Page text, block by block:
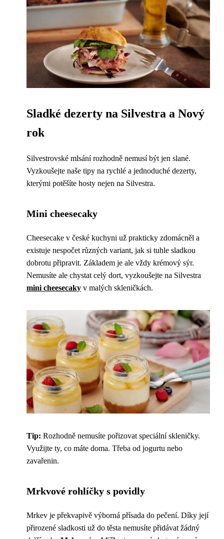
Sladké dezerty na Silvestra a Nový
rok
Silvestrovské mlsání rozhodně nemusí být jen slané.
Vyzkoušejte naše tipy na rychlé a jednoduché dezerty,
kterými potěšíte hosty nejen na Silvestra.
Mini cheesecaky
Cheesecake v české kuchyni už prakticky zdomácněl a
existuje nespočet různých variant, jak si tuhle sladkou
dobrotu připravit. Základem je ale vždy krémový sýr.
Nemusíte ale chystat celý dort, vyzkoušejte na Silvestra
mini cheesecaky v malých skleničkách.
Tip: Rozhodně nemusíte pořizovat speciální skleničky.
Využijte ty, co máte doma. Třeba od jogurtu nebo
zavařenin.
Mrkvové rohlíčky s povidly
Mrkev je překvapivě výborná přísada do pečení. Díky její
přirozené sladkosti už do těsta nemusíte přidávat žádný